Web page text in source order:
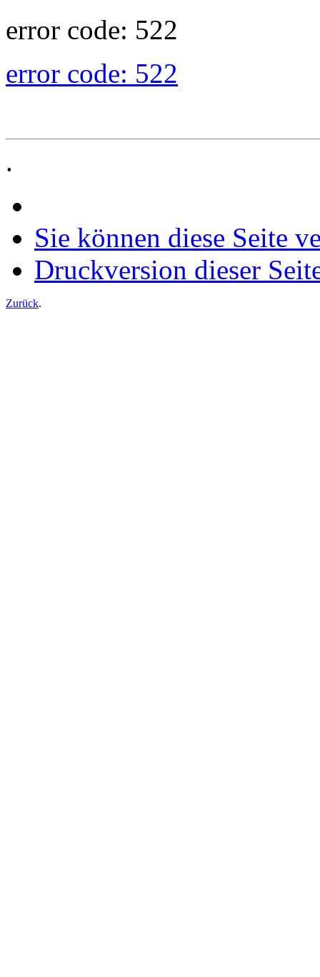
error code: 522
error code: 522
.
Sie können diese Seite
Druckversion dieser
Zurück.